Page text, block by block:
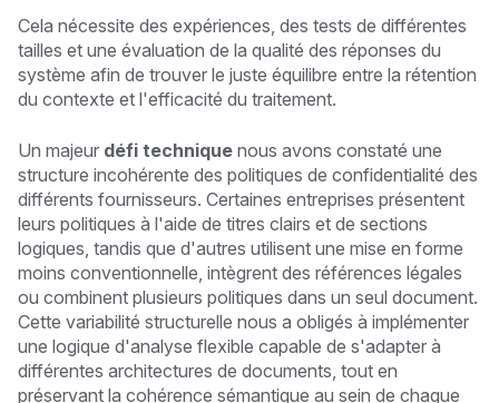
Cela nécessite des expériences, des tests de différentes
tailles et une évaluation de la qualité des réponses du
système afin de trouver le juste équilibre entre la rétention
du contexte et l'efficacité du traitement.
Un majeur défi technique nous avons constaté une
structure incohérente des politiques de confidentialité des
différents fournisseurs. Certaines entreprises présentent
leurs politiques à l'aide de titres clairs et de sections
logiques, tandis que d'autres utilisent une mise en forme
moins conventionnelle, intègrent des références légales
ou combinent plusieurs politiques dans un seul document.
Cette variabilité structurelle nous a obligés à implémenter
une logique d'analyse flexible capable de s'adapter à
différentes architectures de documents, tout en
préservant la cohérence sémantique au sein de chaque